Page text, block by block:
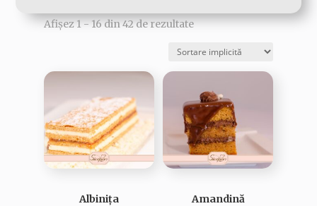
Afișez 1 - 16 din 42 de rezultate
Albinița Amandină